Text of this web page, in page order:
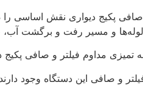
پکیج دیواری نقش اساسی
لوله‌ها و مسیر رفت و برگشت
مداوم فیلتر و صافی پکیج
و صافی این دستگاه وجود